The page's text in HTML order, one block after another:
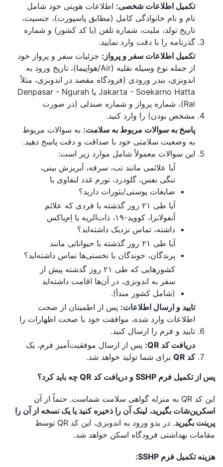
تکمیل اطلاعات شخصی: اطلاعات هویتی خود شامل
نام و نام خانوادگی کامل (مطابق پاسپورت)، جنسیت،
تاریخ تولد، ملیت، شماره تلفن (با کد کشور) و شماره
گذرنامه را با دقت وارد نمایید.
تکمیل اطلاعات سفر و پرواز: جزئیات سفر و پرواز خود
از جمله نوع وسیله نقلیه (Air/هواپیما)، تاریخ ورود به
اندونزی، بندر ورودی (فرودگاه مقصد در اندونزی، مثلاً
Jakarta - Soekarno Hatta یا Denpasar - Ngurah
Rai)، شماره پرواز و شماره صندلی (در صورت
مشخص بودن) را وارد کنید.
پاسخ به سوالات مربوط به سلامت: به سوالات مربوط
به وضعیت سلامتی خود با صداقت و دقت پاسخ دهید.
این سوالات معمولاً شامل موارد زیر است:
آیا علائمی مانند تب، سرفه، آبریزش بینی،
تنگی نفس، گلودرد، تورم غدد لنفاوی یا
ضایعات پوستی/بثورات دارید؟
آیا طی ۲۱ روز گذشته با فردی که علائم
آنفولانزا، کووید-۱۹، ذات‌الریه یا اِم‌پاکس
داشته، تماس نزدیک داشته‌اید؟
آیا طی ۲۱ روز گذشته با حیواناتی مانند
پرندگان، جوندگان یا نخستی‌ها تماس داشته‌اید؟
کشورهایی که طی ۲۱ روز گذشته پیش از
سفر به اندونزی، در آن‌ها اقامت داشته‌اید
(شامل کشور مبدأ).
تایید و ارسال اطلاعات: پس از اطمینان از صحت
اطلاعات وارد شده، موافقت خود با صحت اظهارات را
تایید و فرم را ارسال کنید.
دریافت کد QR:
پس از ارسال موفقیت‌آمیز فرم، یک
کد QR
برای شما تولید خواهد شد.
پس از تکمیل فرم SSHP و دریافت کد QR چه باید کرد؟
این کد QR به منزله گواهی سلامت شماست. حتماً از آن
اسکرین‌شات بگیرید، لینک آن را ذخیره کنید یا یک نسخه از آن را
پرینت بگیرید
. در بدو ورود به اندونزی، این کد QR توسط
مقامات بهداشتی فرودگاه اسکن خواهد شد.
هزینه تکمیل فرم SSHP: